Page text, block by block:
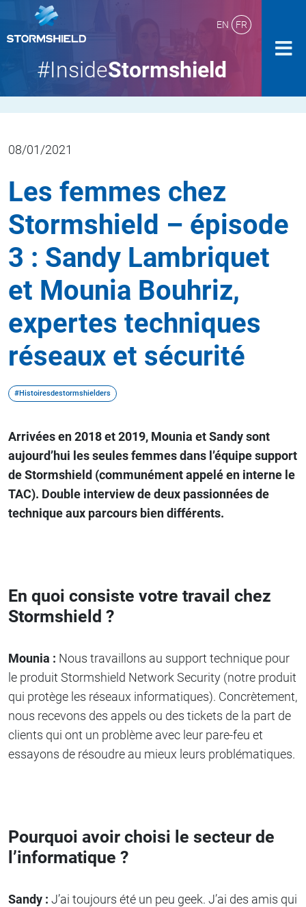
EN FR
#InsideStormshield
08/01/2021
Les femmes chez
Stormshield – épisode
3 : Sandy Lambriquet
et Mounia Bouhriz,
expertes techniques
réseaux et sécurité
#Histoiresdestormshielders
Arrivées en 2018 et 2019, Mounia et Sandy sont
aujourd’hui les seules femmes dans l’équipe support
de Stormshield (communément appelé en interne le
TAC). Double interview de deux passionnées de
technique aux parcours bien différents.
En quoi consiste votre travail chez
Stormshield ?
Mounia : Nous travaillons au support technique pour
le produit Stormshield Network Security (notre produit
qui protège les réseaux informatiques). Concrètement,
nous recevons des appels ou des tickets de la part de
clients qui ont un problème avec leur pare-feu et
essayons de résoudre au mieux leurs problématiques.
Pourquoi avoir choisi le secteur de
l’informatique ?
Sandy : J’ai toujours été un peu geek. J’ai des amis qui